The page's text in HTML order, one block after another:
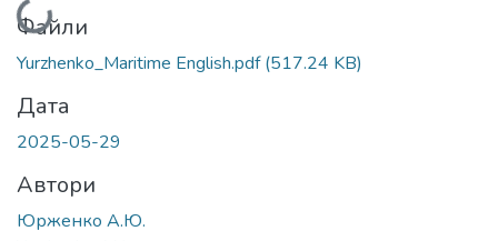
Вантажиться...
Файли
Yurzhenko_Maritime English.pdf(517.24 KB)
Дата
2025-05-29
Автори
Юрженко А.Ю.